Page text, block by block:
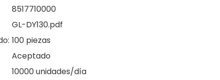
8517710000
GL-DY130.pdf
100 piezas
Aceptado
10000 unidades/día